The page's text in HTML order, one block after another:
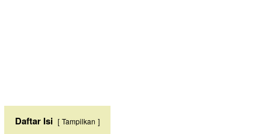
Daftar Isi Tampilkan